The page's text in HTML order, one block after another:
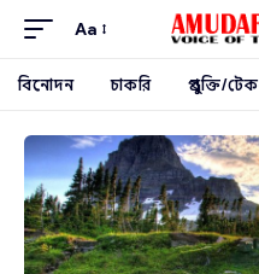
Aa
বিনোদন চাকরি প্রযুক্তি/